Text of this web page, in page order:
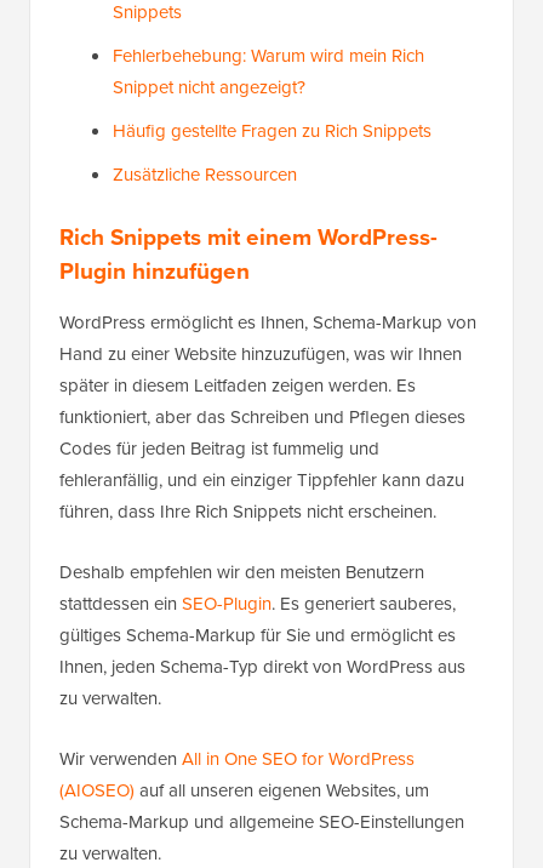
Snippets
Fehlerbehebung: Warum wird mein Rich
Snippet nicht angezeigt?
Häufig gestellte Fragen zu Rich Snippets
Zusätzliche Ressourcen
Rich Snippets mit einem WordPress-
Plugin hinzufügen
WordPress ermöglicht es Ihnen, Schema-Markup von
Hand zu einer Website hinzuzufügen, was wir Ihnen
später in diesem Leitfaden zeigen werden. Es
funktioniert, aber das Schreiben und Pflegen dieses
Codes für jeden Beitrag ist fummelig und
fehleranfällig, und ein einziger Tippfehler kann dazu
führen, dass Ihre Rich Snippets nicht erscheinen.
Deshalb empfehlen wir den meisten Benutzern
stattdessen ein SEO-Plugin. Es generiert sauberes,
gültiges Schema-Markup für Sie und ermöglicht es
Ihnen, jeden Schema-Typ direkt von WordPress aus
zu verwalten.
Wir verwenden All in One SEO for WordPress
(AIOSEO) auf all unseren eigenen Websites, um
Schema-Markup und allgemeine SEO-Einstellungen
zu verwalten.